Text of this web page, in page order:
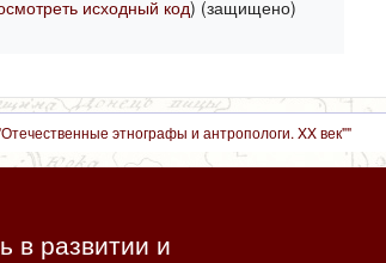
исходный код) (защищено)
этнографы и антропологи. XX век""
в развитии и